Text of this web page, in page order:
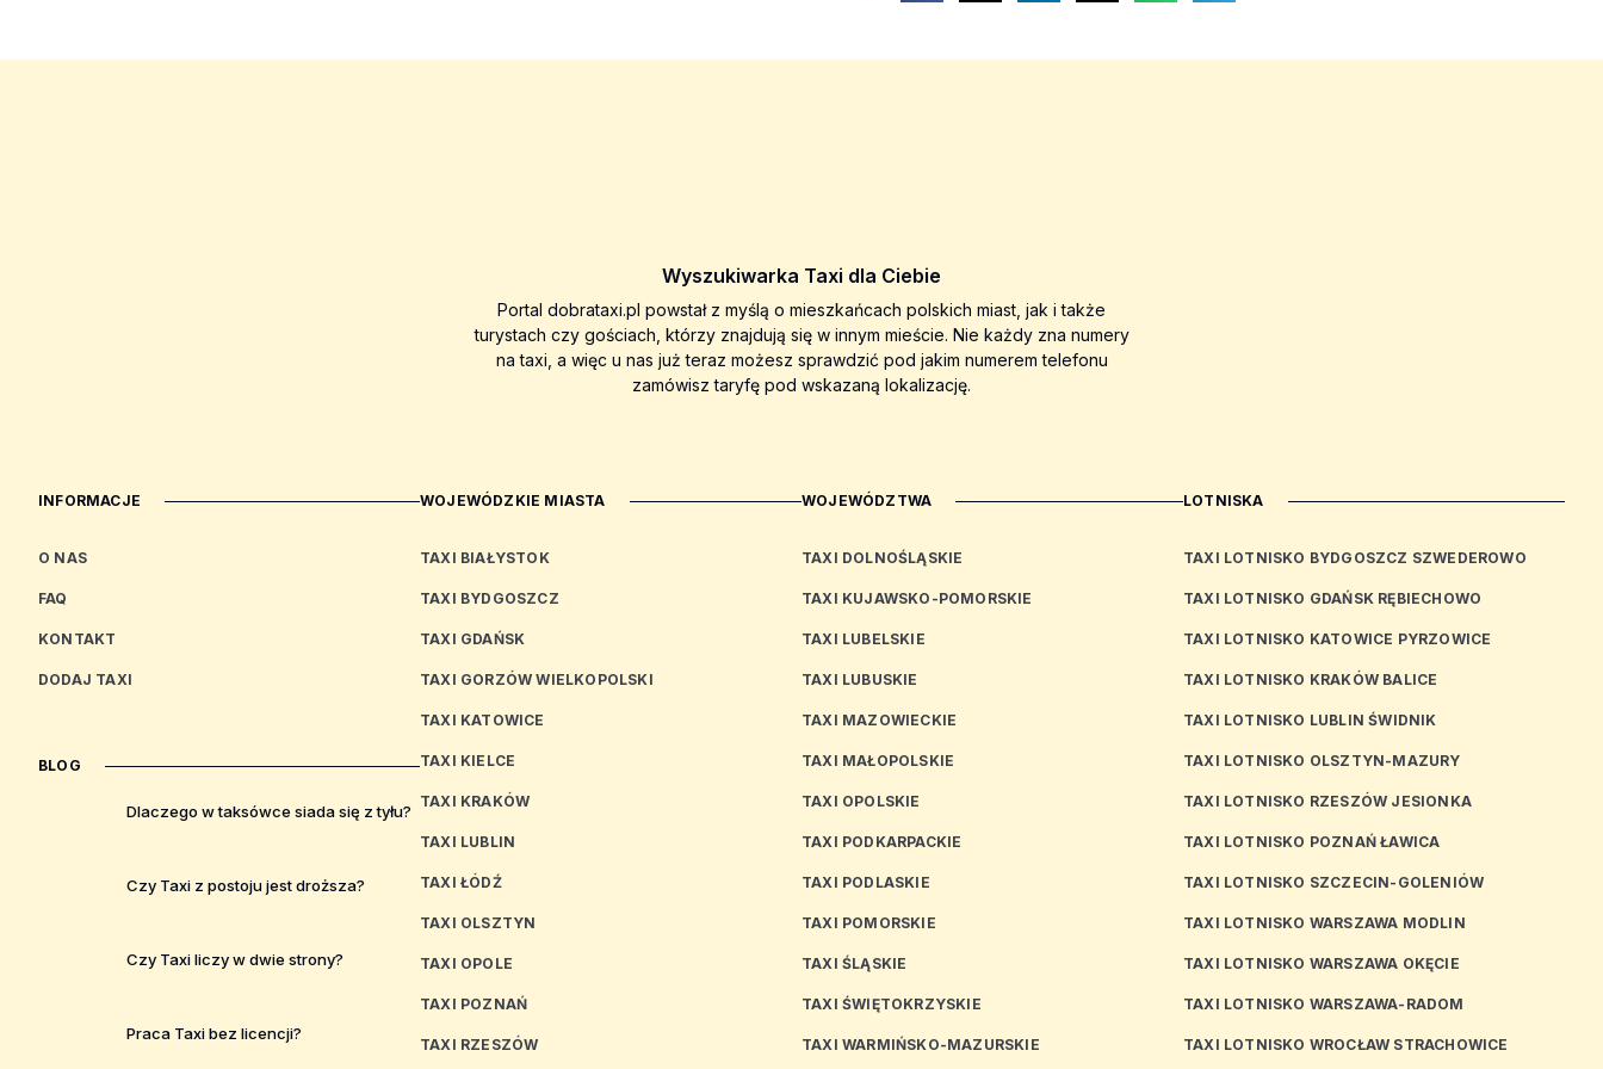
Wyszukiwarka Taxi dla Ciebie
Portal dobrataxi.pl powstał z myślą o mieszkańcach polskich miast, jak i także
turystach czy gościach, którzy znajdują się w innym mieście. Nie każdy zna numery
na taxi, a więc u nas już teraz możesz sprawdzić pod jakim numerem telefonu
zamówisz taryfę pod wskazaną lokalizację.
INFORMACJE
O NAS
FAQ
KONTAKT
DODAJ TAXI
BLOG
Dlaczego w taksówce siada się z tyłu?
Czy Taxi z postoju jest droższa?
Czy Taxi liczy w dwie strony?
Praca Taxi bez licencji?
WOJEWÓDZKIE MIASTA
TAXI BIAŁYSTOK
TAXI BYDGOSZCZ
TAXI GDAŃSK
TAXI GORZÓW WIELKOPOLSKI
TAXI KATOWICE
TAXI KIELCE
TAXI KRAKÓW
TAXI LUBLIN
TAXI ŁÓDŹ
TAXI OLSZTYN
TAXI OPOLE
TAXI POZNAŃ
TAXI RZESZÓW
WOJEWÓDZTWA
TAXI DOLNOŚLĄSKIE
TAXI KUJAWSKO-POMORSKIE
TAXI LUBELSKIE
TAXI LUBUSKIE
TAXI MAZOWIECKIE
TAXI MAŁOPOLSKIE
TAXI OPOLSKIE
TAXI PODKARPACKIE
TAXI PODLASKIE
TAXI POMORSKIE
TAXI ŚLĄSKIE
TAXI ŚWIĘTOKRZYSKIE
TAXI WARMIŃSKO-MAZURSKIE
LOTNISKA
TAXI LOTNISKO BYDGOSZCZ SZWEDEROWO
TAXI LOTNISKO GDAŃSK RĘBIECHOWO
TAXI LOTNISKO KATOWICE PYRZOWICE
TAXI LOTNISKO KRAKÓW BALICE
TAXI LOTNISKO LUBLIN ŚWIDNIK
TAXI LOTNISKO OLSZTYN-MAZURY
TAXI LOTNISKO RZESZÓW JESIONKA
TAXI LOTNISKO POZNAŃ ŁAWICA
TAXI LOTNISKO SZCZECIN-GOLENIÓW
TAXI LOTNISKO WARSZAWA MODLIN
TAXI LOTNISKO WARSZAWA OKĘCIE
TAXI LOTNISKO WARSZAWA-RADOM
TAXI LOTNISKO WROCŁAW STRACHOWICE